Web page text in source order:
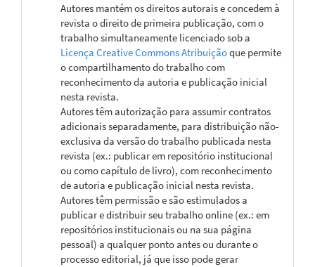
Autores mantém os direitos autorais e concedem à
revista o direito de primeira publicação, com o
trabalho simultaneamente licenciado sob a
Licença Creative Commons Atribuiçãoque permite
o compartilhamento do trabalho com
reconhecimento da autoria e publicação inicial
nesta revista.
Autores têm autorização para assumir contratos
adicionais separadamente, para distribuição não-
exclusiva da versão do trabalho publicada nesta
revista (ex.: publicar em repositório institucional
ou como capítulo de livro), com reconhecimento
de autoria e publicação inicial nesta revista.
Autores têm permissão e são estimulados a
publicar e distribuir seu trabalho online (ex.: em
repositórios institucionais ou na sua página
pessoal) a qualquer ponto antes ou durante o
processo editorial, já que isso pode gerar